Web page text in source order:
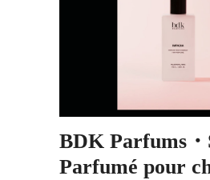
BDK Parfums・
Parfumé pour